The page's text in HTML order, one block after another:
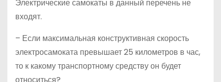
Электрические самокаты в данный перечень не
входят.
– Если максимальная конструктивная скорость
электросамоката превышает 25 километров в час,
то к какому транспортному средству он будет